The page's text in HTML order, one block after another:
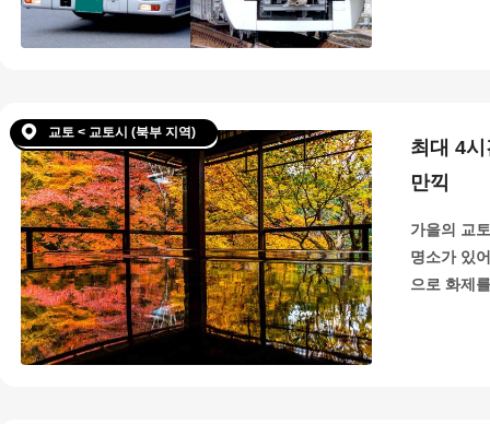
교토 < 교토시 (북부 지역)
최대 4
만끽
가을의 교
명소가 있
으로 화제